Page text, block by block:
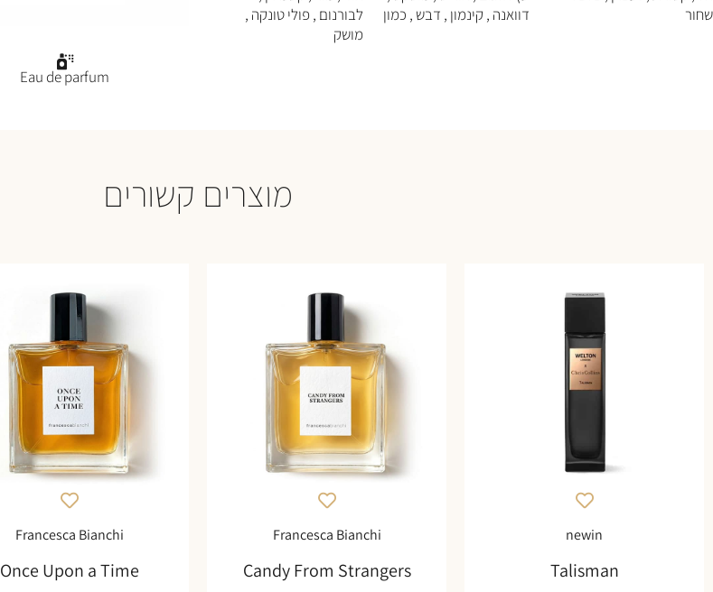
שחור
דוואנה , קינמון , דבש , כמון
לבורנום , פולי טונקה ,
מושק
Eau de parfum
מוצרים קשורים
newin
Talisman
Francesca Bianchi
Candy From Strangers
Francesca Bianchi
Once Upon a Time